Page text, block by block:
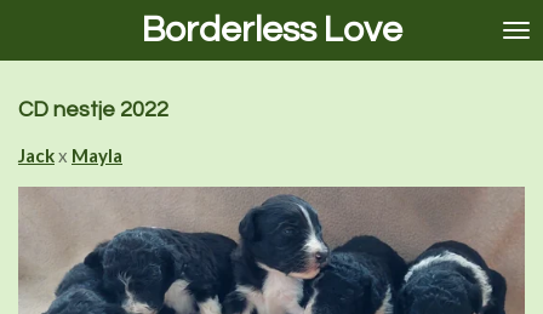
de
Borderless Love
CD nestje 2022
Jackx Mayla